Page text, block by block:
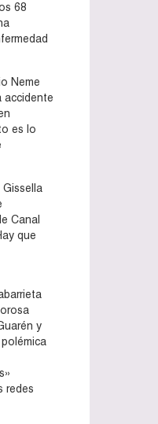
68
Neme
accidente
es lo
Gissella
Canal
que
y
redes